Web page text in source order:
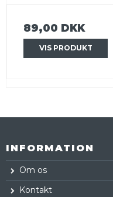
89,00 DKK
VIS PRODUKT
INFORMATION
Om os
Kontakt